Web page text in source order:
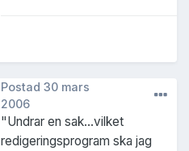
Postad 30 mars
2006
"Undrar en sak...vilket
redigeringsprogram ska jag